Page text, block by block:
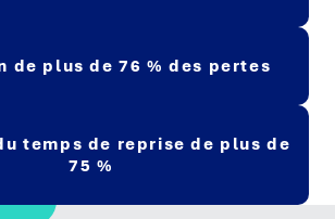
de plus de 76 % des pertes
temps de reprise de plus de
75 %